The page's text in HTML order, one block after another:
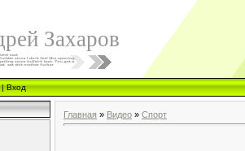
Захаров
|Вход
Главная » Видео » Спорт